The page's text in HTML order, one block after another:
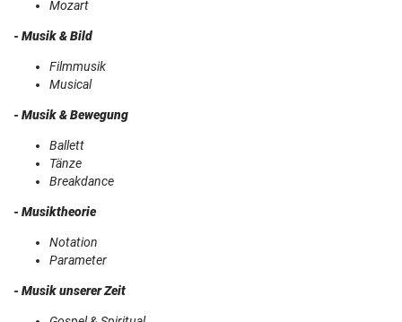
Mozart
- Musik & Bild
Filmmusik
Musical
- Musik & Bewegung
Ballett
Tänze
Breakdance
- Musiktheorie
Notation
Parameter
- Musik unserer Zeit